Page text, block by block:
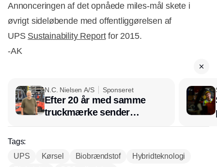
Annonceringen af det opnåede miles-mål skete i
øvrigt sideløbende med offentliggørelsen af
UPS Sustainability Reportfor 2015.
-AK
N.C. Nielsen A/S Sponseret
Efter 20 år med samme
truckmærke sender
lagerchef stafetten videre
Tags:
UPS
Kørsel Biobrændstof
Hybridteknologi